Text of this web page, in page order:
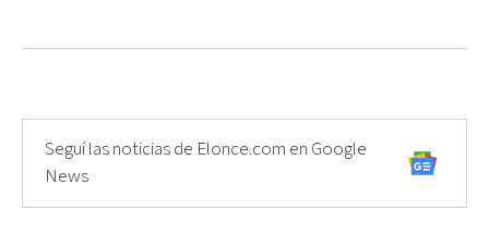
Seguí las noticias de Elonce.com en Google
News